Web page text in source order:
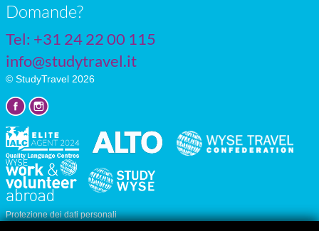
Domande?
Tel: +31 24 22 00 115
info@studytravel.it
© StudyTravel 2026
Protezione dei dati personali